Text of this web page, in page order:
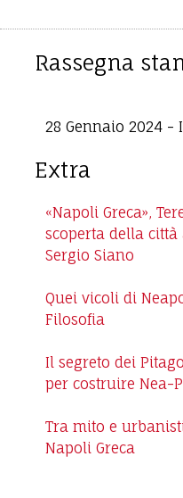
Rassegna
28 Gennaio 2024 -
Extra
«Napoli Greca»,
scoperta della
Sergio Siano
Quei vicoli di
Filosofia
Il segreto dei
per costruire Nea-
Tra mito e
Napoli Greca